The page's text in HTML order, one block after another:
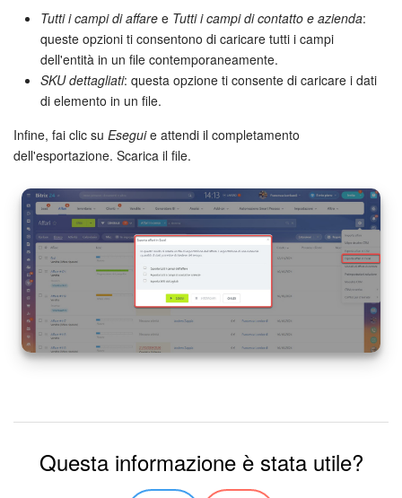
Tutti i campi di affare e Tutti i campi di contatto e azienda:
queste opzioni ti consentono di caricare tutti i campi
dell'entità in un file contemporaneamente.
SKU dettagliati: questa opzione ti consente di caricare i dati
di elemento in un file.
Infine, fai clic su Eseguie attendi il completamento
dell'esportazione. Scarica il file.
Questa informazione è stata utile?